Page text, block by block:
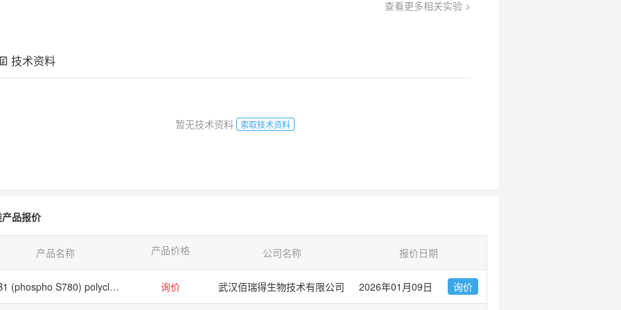
查看更多相关实验 >
技术资料
暂无技术资料 索取技术资料
品报价
产品名称 产品价格 公司名称 报价日期
RB1 (phospho S780) polyclonal antibody/RB1 (phospho S780) polyclonal antibody/RB1 (phospho S780) polyclonal antibody 询价 武汉佰瑞得生物技术有限公司 2026年01月09日 询价